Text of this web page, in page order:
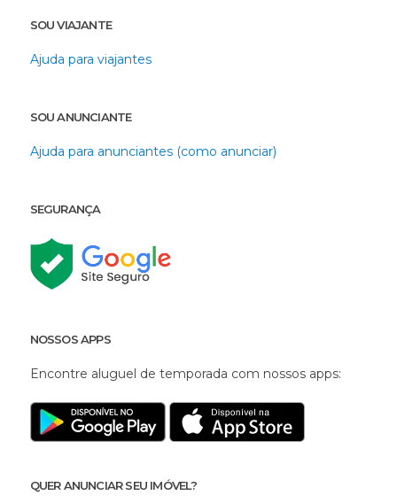
SOU VIAJANTE
Ajuda para viajantes
SOU ANUNCIANTE
Ajuda para anunciantes (como anunciar)
SEGURANÇA
NOSSOS APPS
Encontre aluguel de temporada com nossos apps:
QUER ANUNCIAR SEU IMÓVEL?